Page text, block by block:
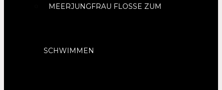
MEERJUNGFRAU FLOSSE ZUM
SCHWIMMEN